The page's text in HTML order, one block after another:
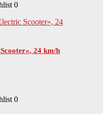
0
24 km/h
0